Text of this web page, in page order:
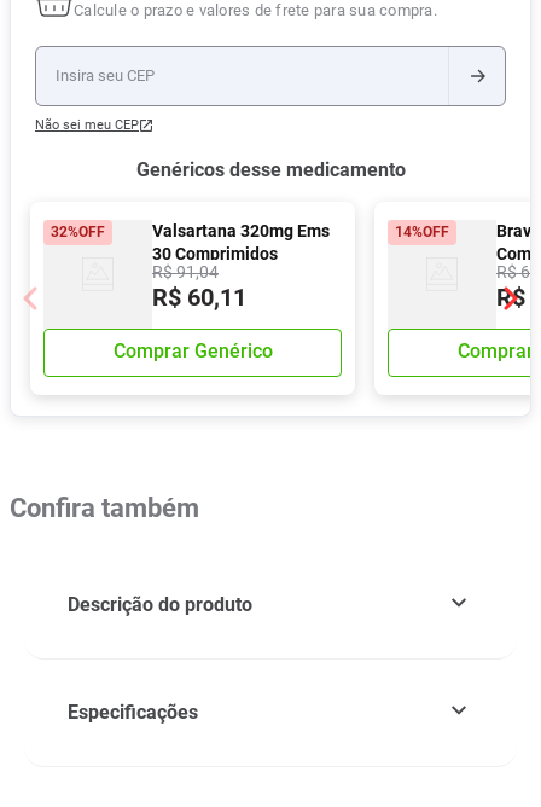
Calcule o prazo e valores de frete para sua compra.
Não sei meu CEP
Genéricos desse medicamento
32%OFF
Valsartana 320mg Ems
30 Comprimidos
R$91,04
R$ 60,11
Comprar Genérico
14%OFF
R$66
R$
Comprar
Confira também
Descrição do produto
Especificações